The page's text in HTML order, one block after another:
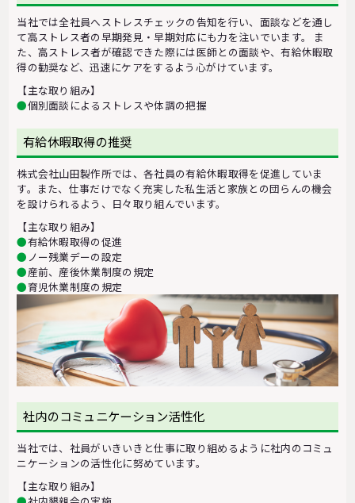
当社では全社員へストレスチェックの告知を行い、面談などを通し
て高ストレス者の早期発見・早期対応にも力を注いでいます。 ま
た、高ストレス者が確認できた際には医師との面談や、有給休暇取
得の勧奨など、迅速にケアをするよう心がけています。
【主な取り組み】
●個別面談によるストレスや体調の把握
有給休暇取得の推奨
株式会社山田製作所では、各社員の有給休暇取得を促進していま
す。また、仕事だけでなく充実した私生活と家族との団らんの機会
を設けられるよう、日々取り組んでいます。
【主な取り組み】
●有給休暇取得の促進
● ノー残業デーの設定
●産前、産後休業制度の規定
●育児休業制度の規定
社内のコミュニケーション活性化
当社では、社員がいきいきと仕事に取り組めるように社内のコミュ
ニケーションの活性化に努めています。
【主な取り組み】